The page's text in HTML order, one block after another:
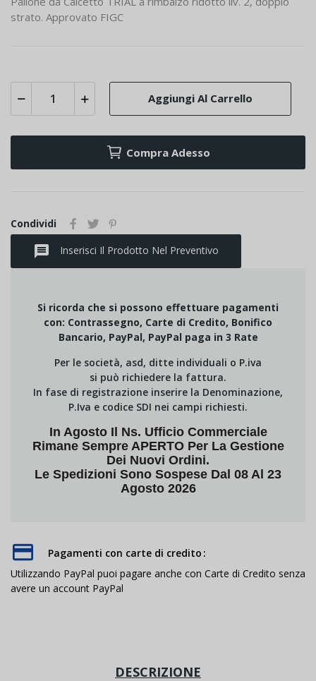
strato. Approvato FIGC
Aggiungi Al Carrello
Compra Adesso
Condividi
message Inserisci Il Prodotto Nel Preventivo
Si ricorda che si possono effettuare pagamenti
con: Contrassegno, Carte di Credito, Bonifico
Bancario, PayPal, PayPal paga in 3 Rate
Per le società, asd, ditte individuali o P.iva
si può richiedere la fattura.
In fase di registrazione inserire la Denominazione,
P.Iva e codice SDI nei campi richiesti.
In Agosto Il Ns. Ufficio Commerciale
Rimane Sempre APERTO Per La Gestione
Dei Nuovi Ordini.
Le Spedizioni Sono Sospese Dal 08 Al 23
Agosto 2026
Pagamenti con carte di credito
Utilizzando PayPal puoi pagare anche con Carte di Credito senza
avere un account PayPal
DESCRIZIONE